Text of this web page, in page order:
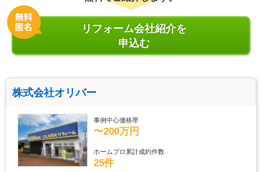
リフォーム会社紹介を
申込む
株式会社オリバー
事例中心価格帯
〜200万円
ホームプロ累計成約件数
25件